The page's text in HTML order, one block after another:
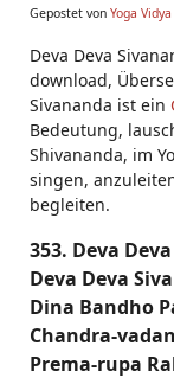
Gepostet von Yoga
Deva Deva
download,
Sivananda ist ein
Bedeutung,
Shivananda, im
singen,
begleiten.
353. Deva
Deva Deva
Dina Bandho
Chandra-
Prema-rupa